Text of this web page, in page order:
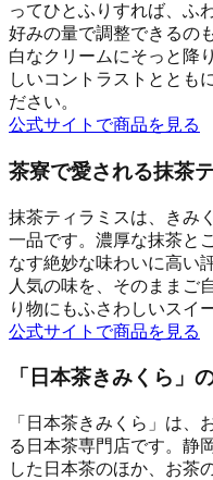
ってひとふりすれば、ふ
好みの量で調整できるの
白なクリームにそっと降
しいコントラストととも
ださい。
公式サイトで商品を見る
茶寮で愛される抹茶
抹茶ティラミスは、きみ
一品です。濃厚な抹茶と
なす絶妙な味わいに高い
人気の味を、そのままご
り物にもふさわしいスイ
公式サイトで商品を見る
「日本茶きみくら」
「日本茶きみくら」は、
る日本茶専門店です。静
した日本茶のほか、お茶